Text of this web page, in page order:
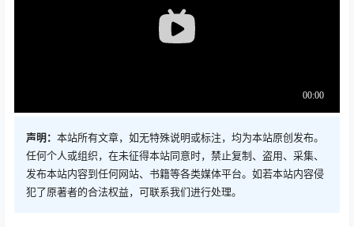
声明： 本站所有文章，如无特殊说明或标注，均为本站原创发布。
任何个人或组织，在未征得本站同意时，禁止复制、盗用、采集、
发布本站内容到任何网站、书籍等各类媒体平台。如若本站内容侵
犯了原著者的合法权益，可联系我们进行处理。